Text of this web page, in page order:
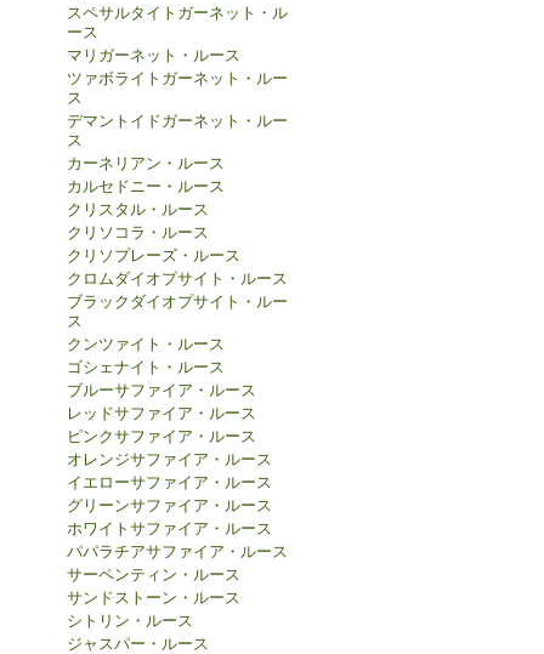
スペサルタイトガーネット・ル
ース
マリガーネット・ルース
ツァボライトガーネット・ルー
ス
デマントイドガーネット・ルー
ス
カーネリアン・ルース
カルセドニー・ルース
クリスタル・ルース
クリソコラ・ルース
クリソプレーズ・ルース
クロムダイオプサイト・ルース
ブラックダイオプサイト・ルー
ス
クンツァイト・ルース
ゴシェナイト・ルース
ブルーサファイア・ルース
レッドサファイア・ルース
ピンクサファイア・ルース
オレンジサファイア・ルース
イエローサファイア・ルース
グリーンサファイア・ルース
ホワイトサファイア・ルース
パパラチアサファイア・ルース
サーペンティン・ルース
サンドストーン・ルース
シトリン・ルース
ジャスパー・ルース